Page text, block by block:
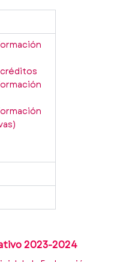
créditos
2023-2024